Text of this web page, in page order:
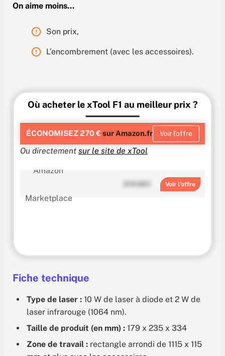
On aime moins…
Son prix,
L’encombrement (avec les accessoires).
Où acheter le xTool F1 au meilleur prix ?
ÉCONOMISEZ 270 € sur Amazon.fr Voir l’offre
Ou directement sur le site de xTool
Voir
Fiche technique
Type de laser : 10 W de laser à diode et 2 W de
laser infrarouge (1064 nm).
Taille de produit (en mm) : 179 x 235 x 334
Zone de travail : rectangle arrondi de 1115 x 115